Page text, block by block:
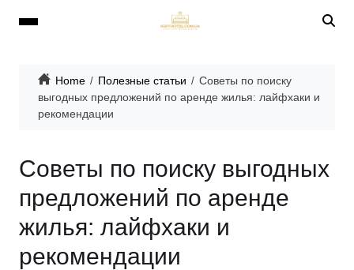
Home Полезные статьи
Советы по поиску
выгодных предложений по аренде жилья: лайфхаки и
рекомендации
Советы по поиску выгодных
предложений по аренде
жилья: лайфхаки и
рекомендации